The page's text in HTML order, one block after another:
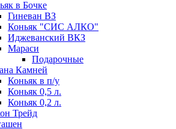
в Бочке
Гиневан ВЗ
Коньяк "СИС АЛКО"
Иджеванский ВКЗ
Мараси
Подарочные
Камней
Коньяк в п/у
Коньяк 0,5 л.
Коньяк 0,2 л.
Трейд